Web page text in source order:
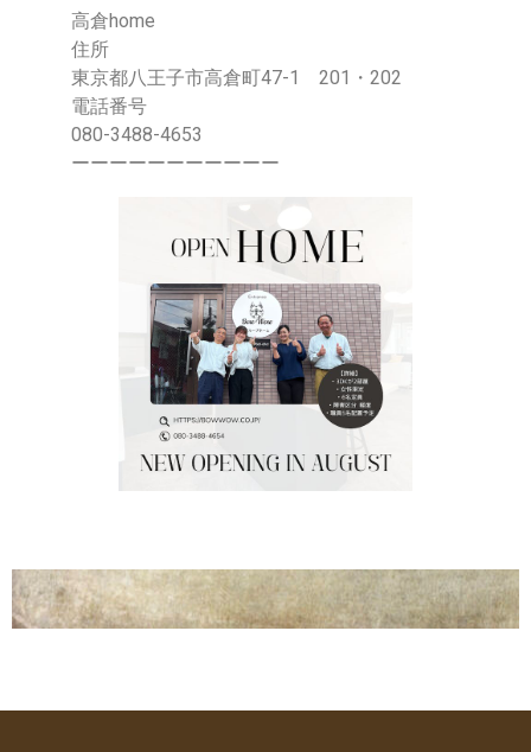
高倉home
住所
東京都八王子市高倉町47-1 201・202
電話番号
080-3488-4653
ーーーーーーーーーーー